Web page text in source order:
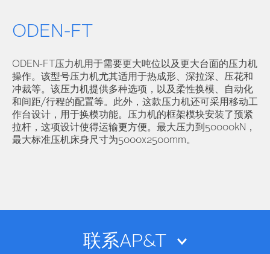
ODEN-FT
ODEN-FT压力机用于需要更大吨位以及更大台面的压力机
操作。该型号压力机尤其适用于热成形、深拉深、压花和
冲裁等。该压力机提供多种选项，以及柔性换模、自动化
和间距/行程的配置等。此外，这款压力机还可采用移动工
作台设计，用于换模功能。压力机的框架模块安装了预紧
拉杆，这项设计使得运输更方便。最大压力到50000kN，
最大标准压机床身尺寸为5000x2500mm。
联系AP&T